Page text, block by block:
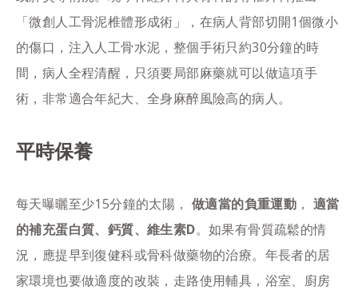
「微創人工骨泥椎體形成術」，在病人背部切開1個微小
的傷口，注入人工骨水泥，整個手術只約30分鐘的時
間，病人全程清醒，只須要局部麻藥就可以做這項手
術，非常適合年紀大、全身麻醉風險高的病人。
平時保養
每天曝曬至少15分鐘的太陽， 做適當的負重運動 ， 適當
的補充蛋白質、鈣質、維生素D。如果有骨質疏鬆的情
況，應提早到復健科或骨科做藥物的治療。年長者的居
家環境也要做適度的改裝，走路使用輔具，浴室、廚房